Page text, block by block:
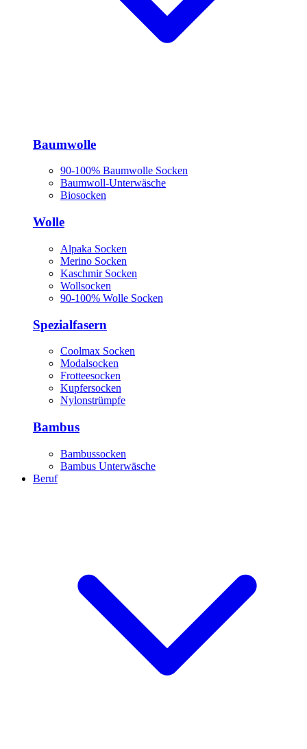
Baumwolle
90-100% Baumwolle Socken
Baumwoll-Unterwäsche
Biosocken
Wolle
Alpaka Socken
Merino Socken
Kaschmir Socken
Wollsocken
90-100% Wolle Socken
Spezialfasern
Coolmax Socken
Modalsocken
Frotteesocken
Kupfersocken
Nylonstrümpfe
Bambus
Bambussocken
Bambus Unterwäsche
Beruf